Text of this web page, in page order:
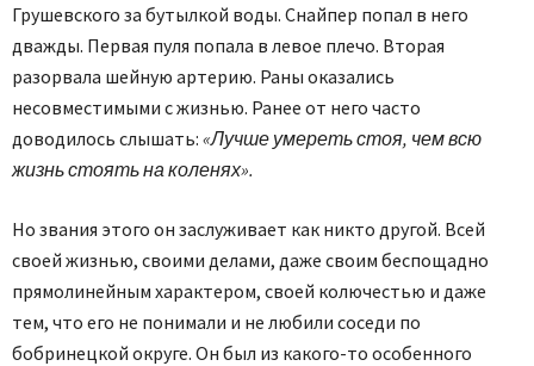
Грушевского за бутылкой воды. Снайпер попал в него
дважды. Первая пуля попала в левое плечо. Вторая
разорвала шейную артерию. Раны оказались
несовместимыми с жизнью. Ранее от него часто
доводилось слышать: «Лучше умереть стоя, чем всю
жизнь стоять на коленях».
Но звания этого он заслуживает как никто другой. Всей
своей жизнью, своими делами, даже своим беспощадно
прямолинейным характером, своей колючестью и даже
тем, что его не понимали и не любили соседи по
бобринецкой округе. Он был из какого-то особенного